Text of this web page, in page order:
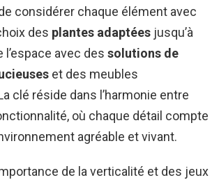
considérer chaque élément avec
des plantes adaptées jusqu’à
l’espace avec des solutions de
et des meubles
clé réside dans l’harmonie entre
où chaque détail compte
agréable et vivant.
de la verticalité et des jeux